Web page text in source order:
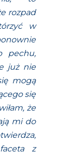
rozpad
w
pechu,
już nie
mogą
się
że
mi do
z